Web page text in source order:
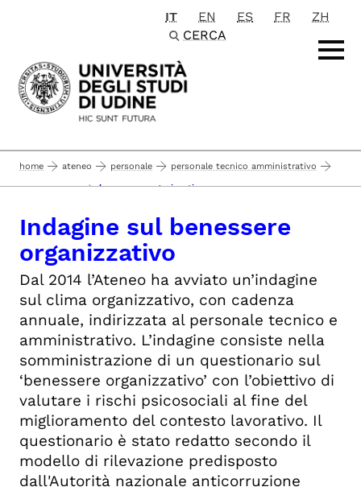
Passa al contenuto principale
IT EN ES FR
ZH
CERCA
home ateneo personale personale tecnico amministrativo
vita lavorativa benessere organizzativo
Indagine sul benessere
organizzativo
Dal 2014 l’Ateneo ha avviato un’indagine
sul clima organizzativo, con cadenza
annuale, indirizzata al personale tecnico e
amministrativo. L’indagine consiste nella
somministrazione di un questionario sul
‘benessere organizzativo’ con l’obiettivo di
valutare i rischi psicosociali al fine del
miglioramento del contesto lavorativo. Il
questionario è stato redatto secondo il
modello di rilevazione predisposto
dall'Autorità nazionale anticorruzione